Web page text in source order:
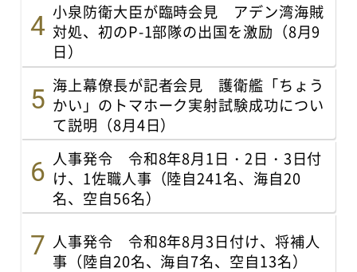
小泉防衛大臣が臨時会見 アデン湾海賊
対処、初のP-1部隊の出国を激励（8月9
日）
海上幕僚長が記者会見 護衛艦「ちょう
かい」のトマホーク実射試験成功につい
て説明（8月4日）
人事発令 令和8年8月1日・2日・3日付
け、1佐職人事（陸自241名、海自20
名、空自56名）
人事発令 令和8年8月3日付け、将補人
事（陸自20名、海自7名、空自13名）